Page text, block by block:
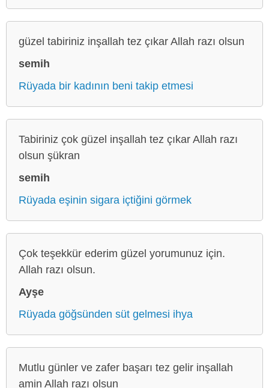
güzel tabiriniz inşallah tez çıkar Allah razı olsun
semih
Rüyada bir kadının beni takip etmesi
Tabiriniz çok güzel inşallah tez çıkar Allah razı
olsun şükran
semih
Rüyada eşinin sigara içtiğini görmek
Çok teşekkür ederim güzel yorumunuz için.
Allah razı olsun.
Ayşe
Rüyada göğsünden süt gelmesi ihya
Mutlu günler ve zafer başarı tez gelir inşallah
amin Allah razı olsun